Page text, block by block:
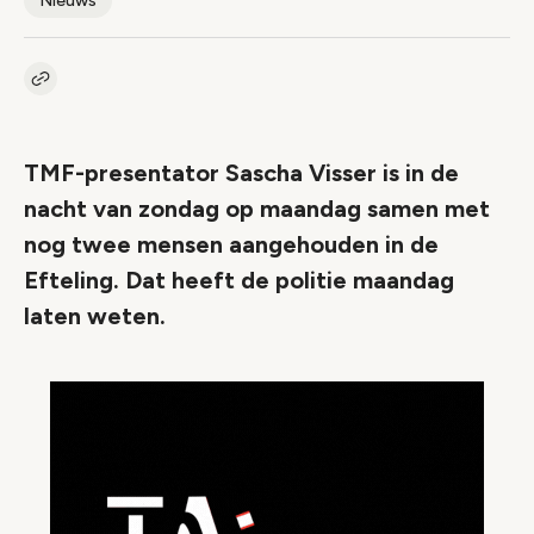
Kopieer link naar artikel
TMF-presentator Sascha Visser is in de
nacht van zondag op maandag samen met
nog twee mensen aangehouden in de
Efteling. Dat heeft de politie maandag
laten weten.